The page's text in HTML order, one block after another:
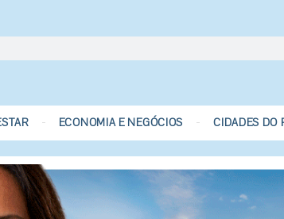
ECONOMIA E NEGÓCIOS CIDADES DO